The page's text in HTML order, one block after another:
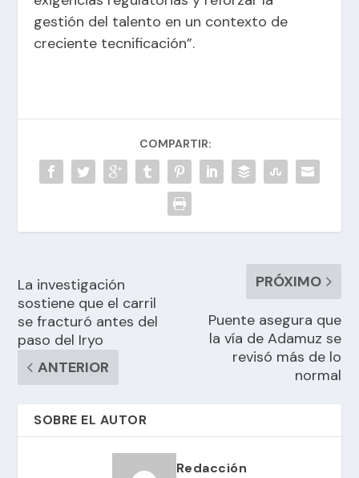
gestión del talento en un contexto de
creciente tecnificación”.
COMPARTIR:
La investigación
sostiene que el carril
se fracturó antes del
paso del Iryo
ANTERIOR
PRÓXIMO
Puente asegura que
la vía de Adamuz se
revisó más de lo
normal
SOBRE EL AUTOR
Redacción